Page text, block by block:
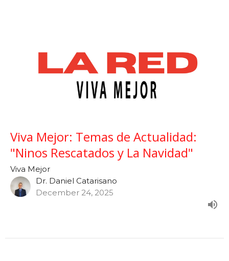
Viva Mejor: Temas de Actualidad:
"Ninos Rescatados y La Navidad"
Viva Mejor
Dr. Daniel Catarisano
December 24, 2025